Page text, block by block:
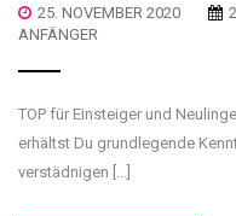
25. NOVEMBER 2020
ANFÄNGER
TOP für Einsteiger und
erhältst Du grundlegende
verstädnigen [...]